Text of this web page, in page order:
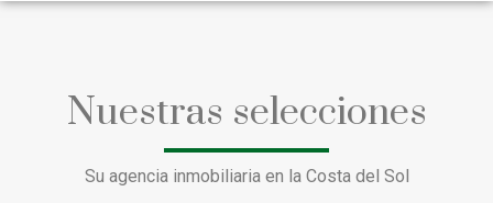
Nuestras selecciones
Su agencia inmobiliaria en la Costa del Sol